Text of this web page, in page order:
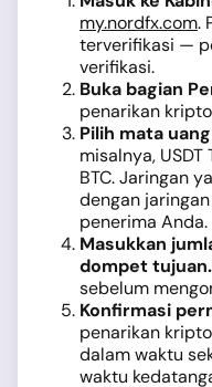
my.nordfx.com.
terverifikasi —
verifikasi.
Buka bagian
penarikan
Pilih mata
misalnya, USDT
BTC. Jaringan
dengan
penerima Anda.
Masukkan
dompet tujuan.
sebelum
Konfirmasi
penarikan
dalam waktu
waktu